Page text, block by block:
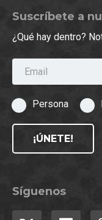
Suscríbete a
¿Qué hay dentro?
Email
Persona
¡ÚNETE!
Síguenos